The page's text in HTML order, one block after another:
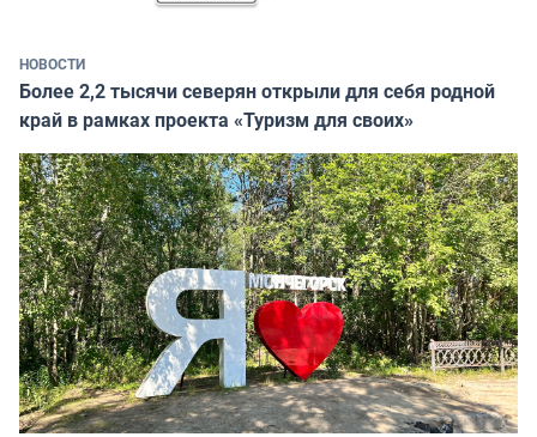
НОВОСТИ
Более 2,2 тысячи северян открыли для себя родной
край в рамках проекта «Туризм для своих»